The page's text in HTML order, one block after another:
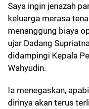
Saya ingin jenazah
keluarga merasa
menanggung biaya
ujar Dadang
didampingi Kepala
Wahyudin.
Ia menegaskan,
dirinya akan terus